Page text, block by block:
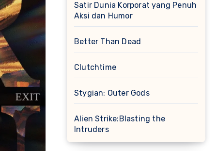
Satir Dunia Korporat yang Penuh
Aksi dan Humor
Better Than Dead
Clutchtime
Stygian: Outer Gods
Alien Strike:Blasting the
Intruders